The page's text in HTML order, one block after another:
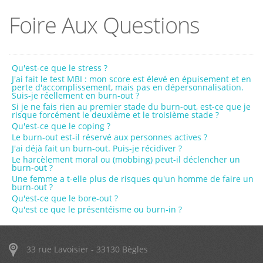
Mes services
Contact
Foire Aux Questions
Qu'est-ce que le stress ?
J'ai fait le test MBI : mon score est élevé en épuisement et en
perte d'accomplissement, mais pas en dépersonnalisation.
Suis-je réellement en burn-out ?
Si je ne fais rien au premier stade du burn-out, est-ce que je
risque forcément le deuxième et le troisième stade ?
Qu'est-ce que le coping ?
Le burn-out est-il réservé aux personnes actives ?
J'ai déjà fait un burn-out. Puis-je récidiver ?
Le harcèlement moral ou (mobbing) peut-il déclencher un
burn-out ?
Une femme a t-elle plus de risques qu'un homme de faire un
burn-out ?
Qu'est-ce que le bore-out ?
Qu'est ce que le présentéisme ou burn-in ?
33 rue Lavoisier - 33130 Bègles